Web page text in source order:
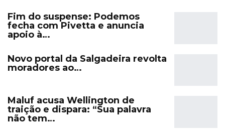
Fim do suspense: Podemos
fecha com Pivetta e anuncia
apoio à…
Novo portal da Salgadeira revolta
moradores ao…
Maluf acusa Wellington de
traição e dispara: “Sua palavra
não tem…